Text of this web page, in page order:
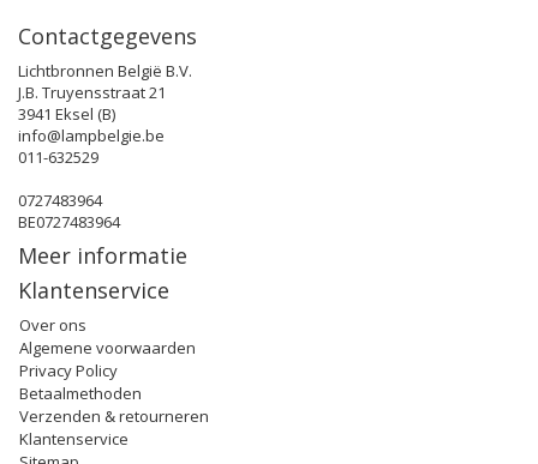
Contactgegevens
Lichtbronnen België B.V.
J.B. Truyensstraat 21
3941 Eksel (B)
info@lampbelgie.be
011-632529
0727483964
BE0727483964
Meer informatie
Klantenservice
Over ons
Algemene voorwaarden
Privacy Policy
Betaalmethoden
Verzenden & retourneren
Klantenservice